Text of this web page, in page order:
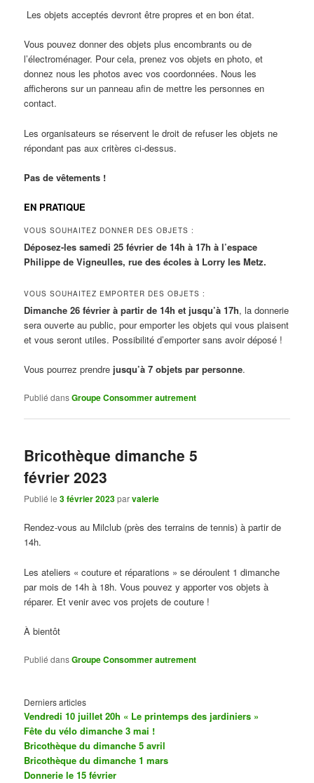
Les objets acceptés devront être propres et en bon état.
Vous pouvez donner des objets plus encombrants ou de
l’électroménager. Pour cela, prenez vos objets en photo, et
donnez nous les photos avec vos coordonnées. Nous les
afficherons sur un panneau afin de mettre les personnes en
contact.
Les organisateurs se réservent le droit de refuser les objets ne
répondant pas aux critères ci-dessus.
Pas de vêtements !
EN PRATIQUE
VOUS SOUHAITEZ DONNER DES OBJETS :
Déposez-les samedi 25 février de 14h à 17h à l’espace
Philippe de Vigneulles, rue des écoles à Lorry les Metz.
VOUS SOUHAITEZ EMPORTER DES OBJETS :
Dimanche 26 février à partir de 14h et jusqu’à 17h, la donnerie
sera ouverte au public, pour emporter les objets qui vous plaisent
et vous seront utiles. Possibilité d’emporter sans avoir déposé !
Vous pourrez prendre jusqu’à 7 objets par personne.
Publié dansGroupe Consommer autrement
Bricothèque dimanche 5
février 2023
Publié le3 février 2023parvalerie
Rendez-vous au Milclub (près des terrains de tennis) à partir de
14h.
Les ateliers « couture et réparations » se déroulent 1 dimanche
par mois de 14h à 18h. Vous pouvez y apporter vos objets à
réparer. Et venir avec vos projets de couture !
À bientôt
Publié dansGroupe Consommer autrement
Derniers articles
Vendredi 10 juillet 20h « Le printemps des jardiniers »
Fête du vélo dimanche 3 mai !
Bricothèque du dimanche 5 avril
Bricothèque du dimanche 1 mars
Donnerie le 15 février